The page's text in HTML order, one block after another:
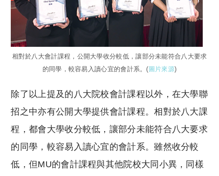
相對於八大會計課程，公開大學收分較低，讓部分未能符合八大要求
的同學，較容易入讀心宜的會計系。(圖片來源)
除了以上提及的八大院校會計課程以外，在大學聯
招之中亦有公開大學提供會計課程。相對於八大課
程，都會大學收分較低，讓部分未能符合八大要求
的同學，較容易入讀心宜的會計系。雖然收分較
低，但MU的會計課程與其他院校大同小異，同樣